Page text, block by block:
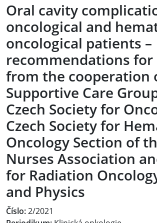
Oral cavity
oncological and
oncological patients –
recommendations for
from the cooperation
Supportive Care
Czech Society for
Czech Society for
Oncology Section of
Nurses Association
for Radiation
and Physics
Číslo:2/2021